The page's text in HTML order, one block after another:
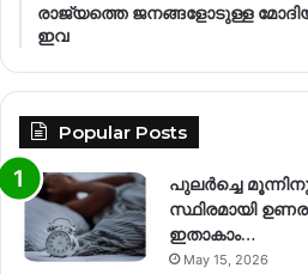
രാജ്യത്തെ ജനങ്ങളോടുള്ള
ഇവ
Popular Posts
പുലർച്ചെ
സ്ഥിരമായി
ഇതാകാം…
May 15, 2026